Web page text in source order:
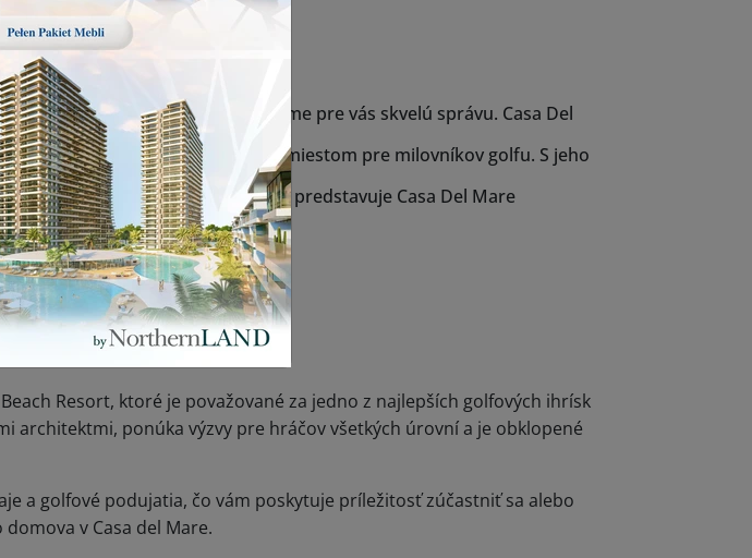
alebo investičnú príležitosť, máme pre vás skvelú správu. Casa Del
Severného Cypru, je ideálnym miestom pre milovníkov golfu. S jeho
Korineum Golf & Beach Resort, predstavuje Casa Del Mare
Resort, ktoré je považované za jedno z najlepších golfových ihrísk
architektmi, ponúka výzvy pre hráčov všetkých úrovní a je obklopené
a golfové podujatia, čo vám poskytuje príležitosť zúčastniť sa alebo
v Casa del Mare.